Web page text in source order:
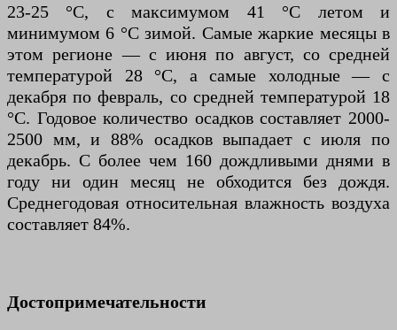
23-25 ​​°C, с максимумом 41 °C летом и
минимумом 6 °C зимой. Самые жаркие месяцы в
этом регионе — с июня по август, со средней
температурой 28 °C, а самые холодные — с
декабря по февраль, со средней температурой 18
°C. Годовое количество осадков составляет 2000-
2500 мм, и 88% осадков выпадает с июля по
декабрь. С более чем 160 дождливыми днями в
году ни один месяц не обходится без дождя.
Среднегодовая относительная влажность воздуха
составляет 84%.
Достопримечательности